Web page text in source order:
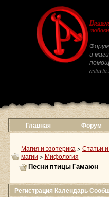
и
Главная Форум
Магия и эзотерика > Статьи
магии > Мифология
Песни птицы Гамаюн
Регистрация Календарь